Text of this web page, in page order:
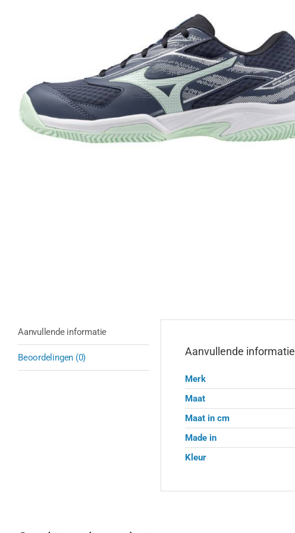
Aanvullende informatie
Beoordelingen (0) Aanvullende informatie
Merk
Maat
Maat in cm
Made in
Kleur